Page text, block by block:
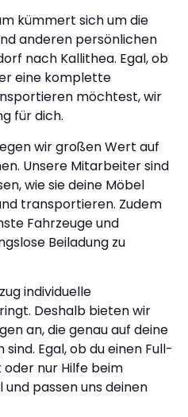
kümmert sich um die
anderen persönlichen
nach Kallithea. Egal, ob
eine komplette
möchtest, wir
für dich.
wir großen Wert auf
Unsere Mitarbeiter sind
wie sie deine Möbel
transportieren. Zudem
Fahrzeuge und
Beiladung zu
individuelle
Deshalb bieten wir
an, die genau auf deine
Egal, ob du einen Full-
nur Hilfe beim
passen uns deinen